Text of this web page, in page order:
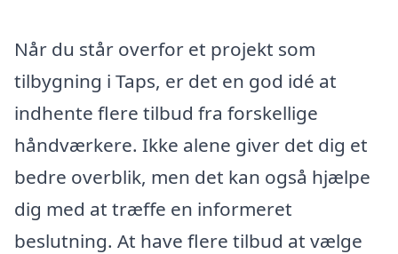
Når du står overfor et projekt som
tilbygning i Taps, er det en god idé at
indhente flere tilbud fra forskellige
håndværkere. Ikke alene giver det dig et
bedre overblik, men det kan også hjælpe
dig med at træffe en informeret
beslutning. At have flere tilbud at vælge